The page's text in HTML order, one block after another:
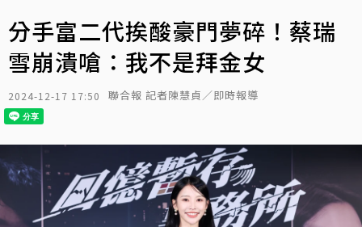
分手富二代挨酸豪門夢碎！蔡瑞
雪崩潰嗆：我不是拜金女
2024-12-17 17:50 聯合報 記者陳慧貞／即時報導